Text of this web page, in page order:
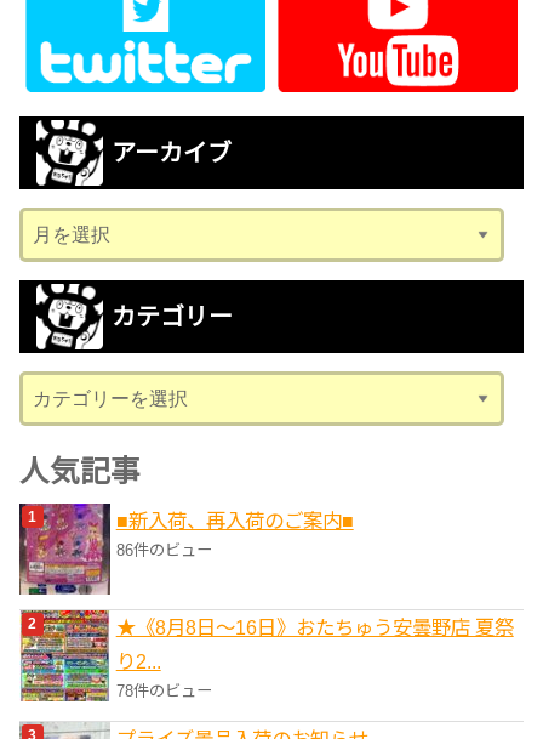
アーカイブ
ー
カ
ブ
カテゴリー
テ
ゴ
リ
ー
人気記事
■新入荷、再入荷のご案内■
86件のビュー
★《8月8日～16日》おたちゅう安曇野店 夏祭
り2...
78件のビュー